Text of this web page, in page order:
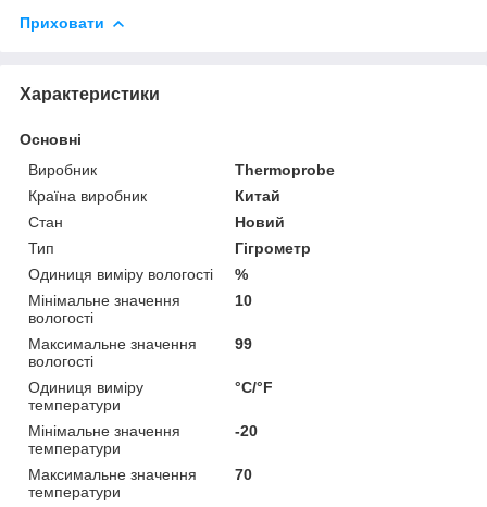
Приховати
Характеристики
Основні
Виробник
Thermoprobe
Країна виробник
Китай
Стан
Новий
Тип
Гігрометр
Одиниця виміру вологості
%
Мінімальне значення
вологості
10
Максимальне значення
вологості
99
Одиниця виміру
температури
°С/°F
Мінімальне значення
температури
-20
Максимальне значення
температури
70